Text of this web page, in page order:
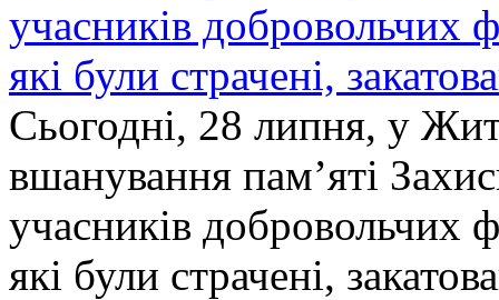
учасників добровольчих
які були страчені,
Сьогодні, 28 липня, у
вшанування пам’яті
учасників добровольчих
які були страчені,